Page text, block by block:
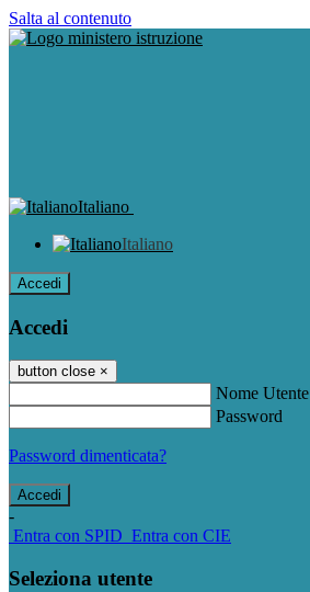
Salta al contenuto
Italiano
Italiano
Accedi
Accedi
button close ×
Nome Utente
Password
Password dimenticata?
-
Entra con SPID Entra con CIE
Seleziona utente